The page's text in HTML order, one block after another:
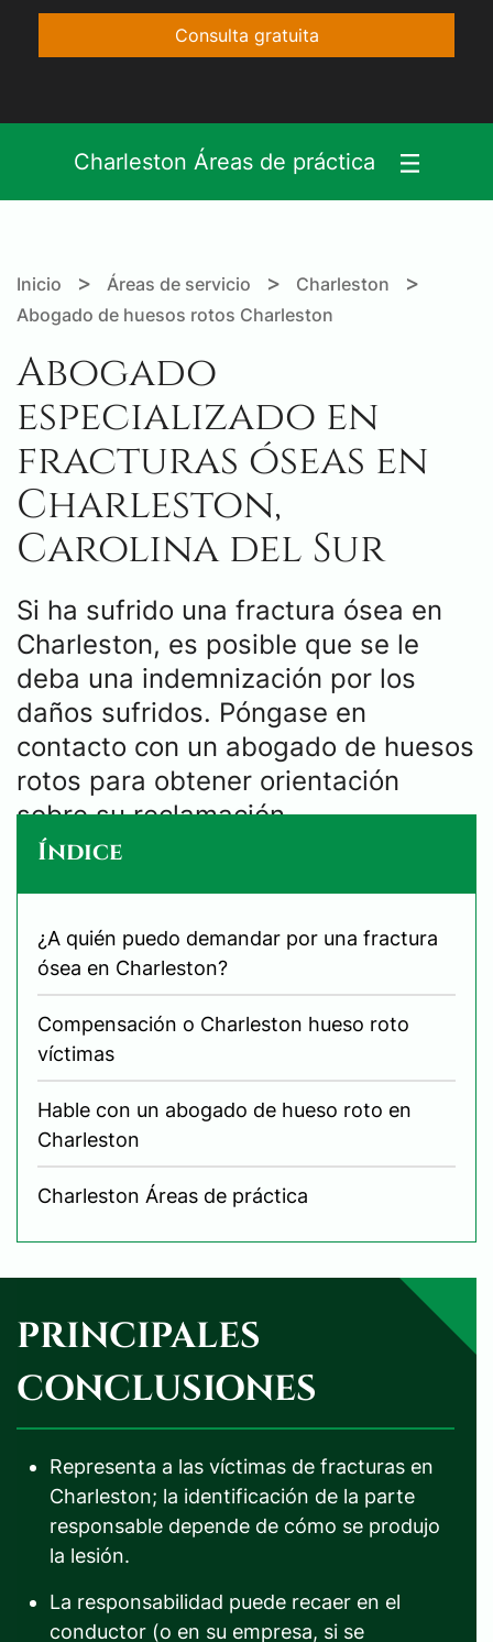
Consulta gratuita
Charleston Áreas de práctica
Inicio > Áreas de servicio > Charleston >
Abogado de huesos rotos Charleston
Abogado
especializado en
fracturas óseas en
Charleston,
Carolina del Sur
Si ha sufrido una fractura ósea en
Charleston, es posible que se le
deba una indemnización por los
daños sufridos. Póngase en
contacto con un abogado de huesos
rotos para obtener orientación
sobre su reclamación.
Índice
¿A quién puedo demandar por una fractura
ósea en Charleston?
Compensación o Charleston hueso roto
víctimas
Hable con un abogado de hueso roto en
Charleston
Charleston Áreas de práctica
PRINCIPALES
CONCLUSIONES
Representa a las víctimas de fracturas en
Charleston; la identificación de la parte
responsable depende de cómo se produjo
la lesión.
La responsabilidad puede recaer en el
conductor (o en su empresa, si se